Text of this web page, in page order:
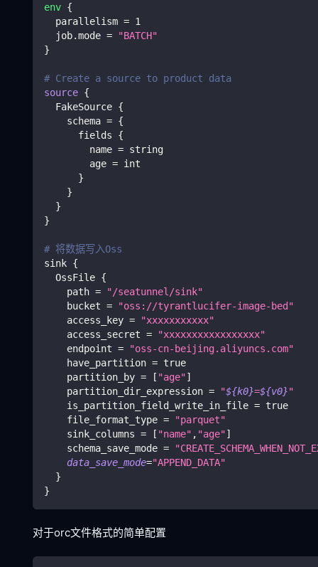
env {
  parallelism
= 1
  job.mode
=
"BATCH"
}
# Create a source to product data
source {
  FakeSource
{
    schema
= {
      fields
{
        name
= string
        age
= int
}
}
}
}
# 将数据写入Oss
sink {
  OssFile
{
    path
=
"/seatunnel/sink"
    bucket
=
"oss://tyrantlucifer-image-bed"
    access_key
=
"xxxxxxxxxxx"
    access_secret
=
"xxxxxxxxxxxxxxxxx"
    endpoint
=
"oss-cn-beijing.aliyuncs.com"
    have_partition
= true
    partition_by
= [ "age"]
    partition_dir_expression
= "${k0}=${v0}"
    is_partition_field_write_in_file
= true
    file_format_type
=
"parquet"
    sink_columns
= [ "name" , "age"]
    schema_save_mode
=
data_save_mode="APPEND_DATA"
}
}
对于orc文件格式的简单配置